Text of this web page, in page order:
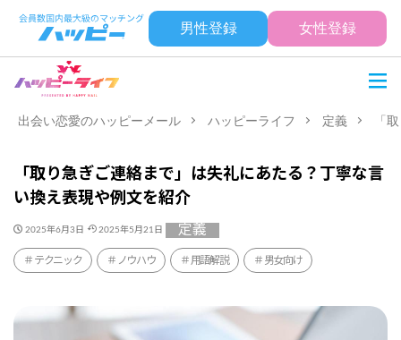
男性登録 女性登録
出会い恋愛のハッピーメール ハッピーライフ 定義 「
「取り急ぎご連絡まで」は失礼にあたる？丁寧な言
い換え表現や例文を紹介
2025年6月3日 2025年5月21日 定義
テクニック ノウハウ 用語解説 男女向け